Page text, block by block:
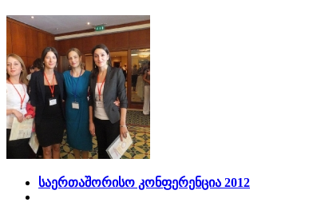
საერთაშორისო კონფერენცია 2012